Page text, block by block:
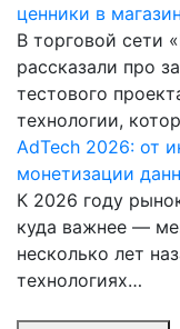
ценники в
В торговой сети
рассказали про
тестового
технологии,
AdTech 2026: от
монетизации
К 2026 году
куда важнее —
несколько лет
технологиях…